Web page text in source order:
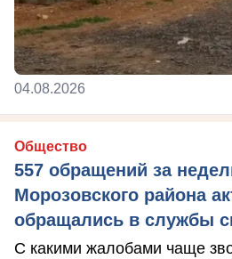
04.08.2026
Общество
557 обращений за
Морозовского района
обращались в службы
С какими жалобами чаще